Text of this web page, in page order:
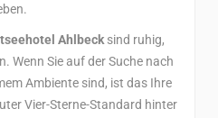
Ahlbeck sind ruhig,
Wenn Sie auf der Suche nach
Ambiente sind, ist das Ihre
Vier-Sterne-Standard hinter